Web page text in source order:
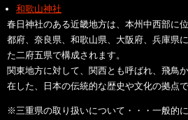
和歌山神社
春日神社のある近畿地方は、本州中西部に
都府、奈良県、和歌山県、大阪府、兵庫県
た二府五県で構成されます。
関東地方に対して、関西とも呼ばれ、飛鳥
在した、日本の伝統的な歴史や文化の拠点で
※三重県の取り扱いについて・・・一般的